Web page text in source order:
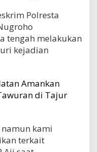
Polresta
tengah melakukan
kejadian
Amankan
di Tajur
kami
terkait